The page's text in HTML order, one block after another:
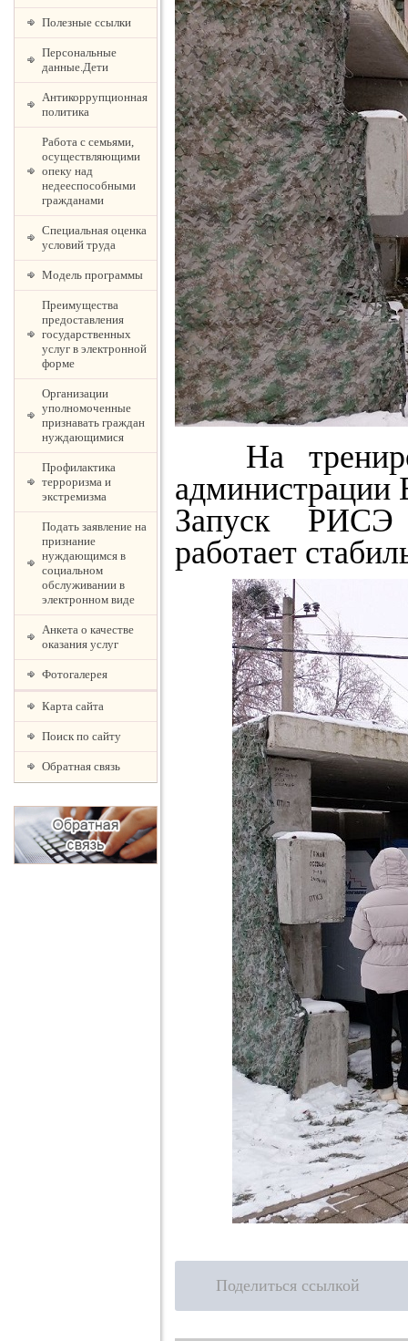
Полезные ссылки
Персональные
данные.Дети
Антикоррупционная
политика
Работа с семьями,
осуществляющими
опеку над
недееспособными
гражданами
Специальная оценка
условий труда
Модель программы
Преимущества
предоставления
государственных
услуг в электронной
форме
Организации
уполномоченные
признавать граждан
нуждающимися
Профилактика
терроризма и
экстремизма
Подать заявление на
признание
нуждающимся в
социальном
обслуживании в
электронном виде
Анкета о качестве
оказания услуг
Фотогалерея
Карта сайта
Поиск по сайту
Обратная связь
На
администрации
Запуск РИСЭ
работает
Поделиться ссылкой